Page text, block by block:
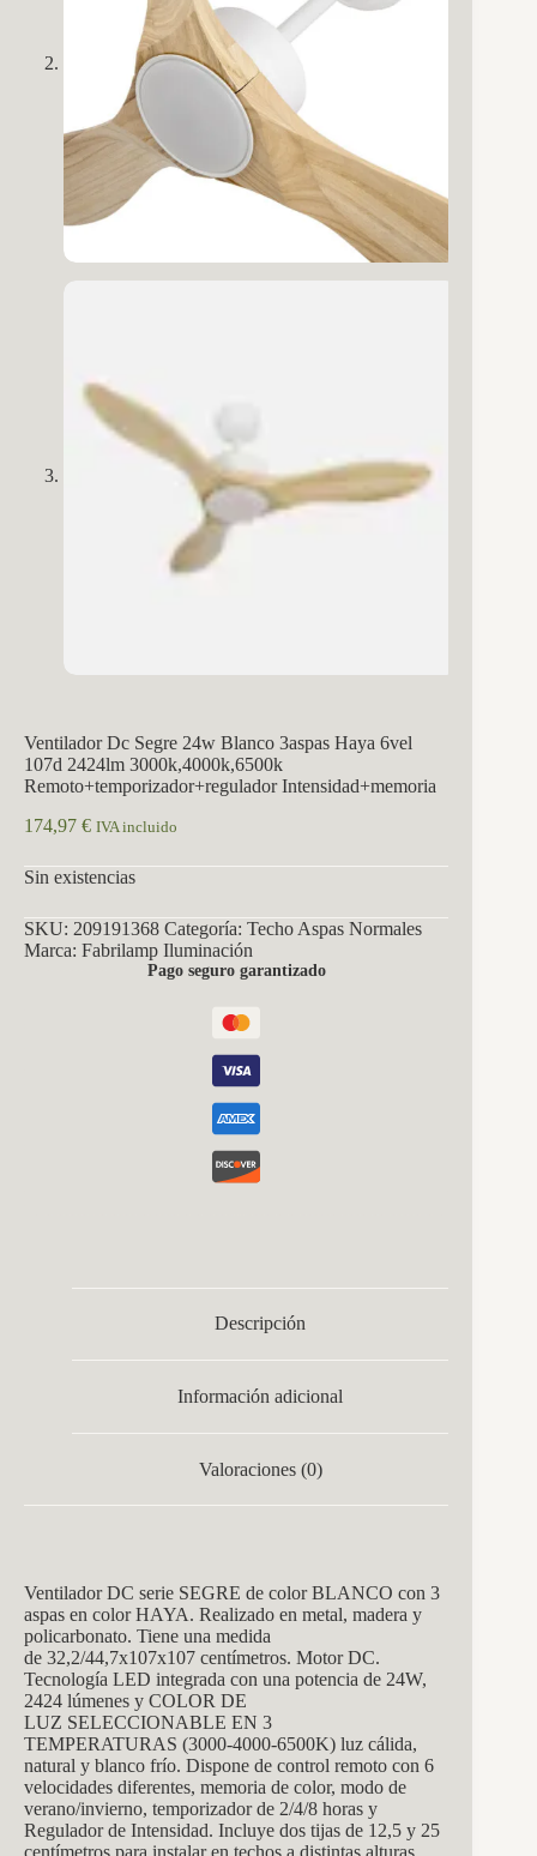
Ventilador Dc Segre 24w Blanco 3aspas Haya 6vel
107d 2424lm 3000k,4000k,6500k
Remoto+temporizador+regulador Intensidad+memoria
174,97 € IVA incluido
Sin existencias
SKU: 209191368 Categoría: Techo Aspas Normales
Marca: Fabrilamp Iluminación
Pago seguro garantizado
Descripción
Información adicional
Valoraciones (0)
Ventilador DC serie SEGRE de color BLANCO con 3
aspas en color HAYA. Realizado en metal, madera y
policarbonato. Tiene una medida
de 32,2/44,7x107x107 centímetros. Motor DC.
Tecnología LED integrada con una potencia de 24W,
2424 lúmenes y COLOR DE
LUZ SELECCIONABLE EN 3
TEMPERATURAS (3000-4000-6500K) luz cálida,
natural y blanco frío. Dispone de control remoto con 6
velocidades diferentes, memoria de color, modo de
verano/invierno, temporizador de 2/4/8 horas y
Regulador de Intensidad. Incluye dos tijas de 12,5 y 25